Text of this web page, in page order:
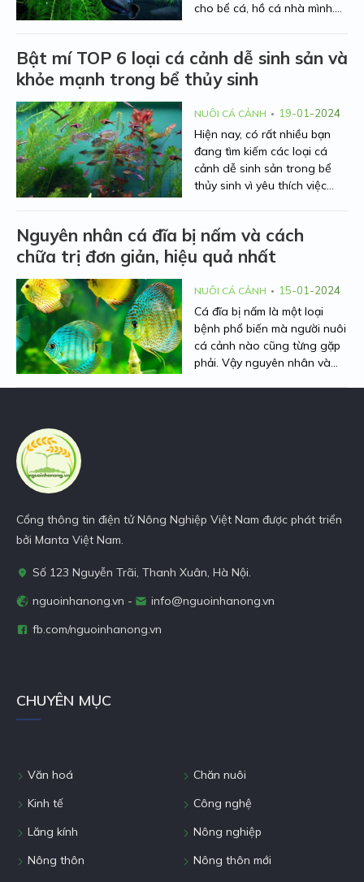
cho bể cá, hồ cá nhà mình.
cá lóc kiểng đẹp mắt và ấn
tượng nhất qua bài viết dưới
đây nhé!
Bật mí TOP 6 loại cá cảnh dễ sinh sản và
khỏe mạnh trong bể thủy sinh
NUÔI CÁ CẢNH 19-01-2024
Hiện nay, có rất nhiều bạn
đang tìm kiếm các loại cá
cảnh dễ sinh sản trong bể
thủy sinh vì yêu thích việc
nhiều niềm vui thích đến cho
người nuôi. Hiểu được mối
quan tâm đó, Người Nhà
Nông sẽ chia sẻ cho các bạn
các loại cá cảnh sinh sản
nhanh nhất ở bài viết này.
Cùng theo dõi nhé!
Nguyên nhân cá đĩa bị nấm và cách
chữa trị đơn giản, hiệu quả nhất
NUÔI CÁ CẢNH 15-01-2024
Cá đĩa bị nấm là một loại
bệnh phổ biến mà người nuôi
cá cảnh nào cũng từng gặp
phải. Vậy nguyên nhân và
Cổng thông tin điện tử Nông Nghiệp Việt Nam được phát triển
bởi Manta Việt Nam.
Số 123 Nguyễn Trãi, Thanh Xuân, Hà Nội.
nguoinhanong.vn -
info@nguoinhanong.vn
fb.com/nguoinhanong.vn
CHUYÊN MỤC
Văn hoá
Chăn nuôi
Kinh tế
Công nghệ
Lăng kính
Nông nghiệp
Nông thôn
Nông thôn mới